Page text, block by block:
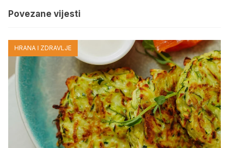
Povezane vijesti
HRANA I ZDRAVLJE